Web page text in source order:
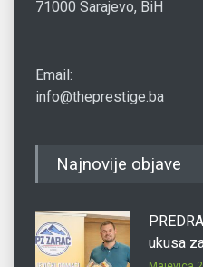
71000 Sarajevo, BiH
Email:
info@theprestige.ba
Najnovije objave
ukusa